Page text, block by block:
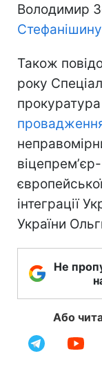
Володимир
Також
року
прокуратура
інтеграції
України
Не
Або